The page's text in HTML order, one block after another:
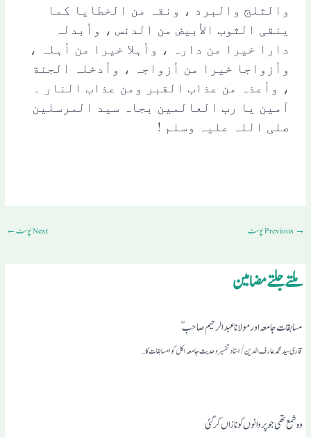
والثلج والبرد ، ونقہ من الخطایا کما
ینقی الثوب الأبیض من الدنس ، وأبدلہ
دارا خیرا من دارہ ، وأہلا خیرا من أہلہ ،
وأزواجا خیرا من أزواجہ ، وأدخلہ الجنة
، وأعذہ من عذاب القبر ومن عذاب النار ۔
آمین یا رب العالمین بجاہ سید المرسلین
صلی اللہ علیہ وسلم !
→ Next پوسٹ ←
ملتے جلتے مضامین
مسابقات جامعہ اور مولانا عبد الرحیم صاحب
قاری سید محمدعارف الدین /استادتفسیروحدیث جامعہ اکل کوا مسابقات کا…
وہ شمع تھی جو پر وانوں کو نازاں کرگئی